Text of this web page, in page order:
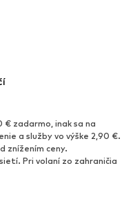
čižmy
€ zadarmo, inak sa na
a služby vo výške 2,90 €.
znížením ceny.
Pri volaní zo zahraničia